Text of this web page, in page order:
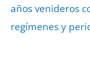
años venideros
regímenes y